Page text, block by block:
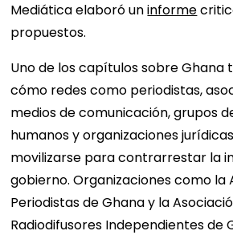
Mediática elaboró ​​uninforme
propuestos.
Uno de los capítulos sobre
cómo redes como periodistas,
medios de comunicación, grupos
humanos y organizaciones
movilizarse para contrarrestar la
gobierno. Organizaciones como la
Periodistas de Ghana y la
Radiodifusores Independientes de